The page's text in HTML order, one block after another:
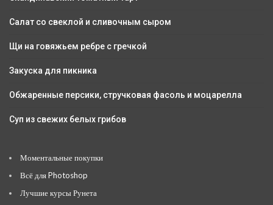
Салат со свеклой и сливочным сыром
Щи на говяжьем ребре с гречкой
Закуска для пикника
Обжаренные персики, стручковая фасоль и моцарелла
Суп из свежих белых грибов
Моментальные покупки
Всё для Photoshop
Лучшие курсы Рунета